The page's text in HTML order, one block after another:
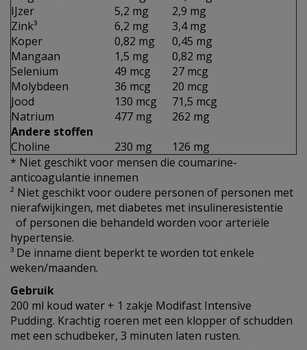
IJzer
5,2 mg
2,9 mg
Zink³
6,2 mg
3,4 mg
Koper
0,82 mg
0,45 mg
Mangaan
1,5 mg
0,82 mg
Selenium
49 mcg
27 mcg
Molybdeen
36 mcg
20 mcg
Jood
130 mcg
71,5 mcg
Natrium
477 mg
262 mg
Andere stoffen
Choline
230 mg
126 mg
* Niet geschikt voor mensen die coumarine-
anticoagulantie innemen
² Niet geschikt voor oudere personen of personen met
nierafwijkingen, met diabetes met insulineresistentie
of personen die behandeld worden voor arteriële
hypertensie.
³ De inname dient beperkt te worden tot enkele
weken/maanden.
Gebruik
200 ml koud water + 1 zakje Modifast Intensive
Pudding. Krachtig roeren met een klopper of schudden
met een schudbeker, 3 minuten laten rusten.